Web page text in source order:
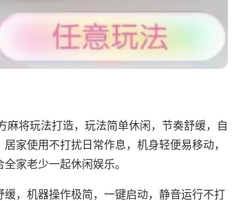
麻将玩法打造，玩法简单休闲，节奏舒缓，自
家使用不打扰日常作息，机身轻便易移动，
家老少一起休闲娱乐。
，机器操作极简，一键启动，静音运行不打